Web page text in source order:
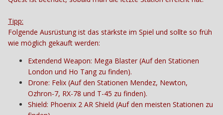
Tipp:
Folgende Ausrüstung ist das stärkste im Spiel und sollte so früh
wie möglich gekauft werden:
Extendend Weapon: Mega Blaster (Auf den Stationen
London und Ho Tang zu finden).
Drone: Felix (Auf den Stationen Mendez, Newton,
Ozhron-7, RX-78 und T-45 zu finden).
Shield: Phoenix 2 AR Shield (Auf den meisten Stationen zu